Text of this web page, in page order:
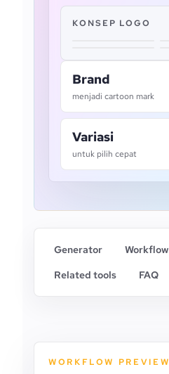
KONSEP LOGO
Brand
menjadi cartoon mark
Variasi
untuk pilih cepat
Generator Workflow
Related tools
FAQ
WORKFLOW PREVIEW